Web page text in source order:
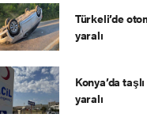
Türkeli’de
yaralı
Konya’da
yaralı